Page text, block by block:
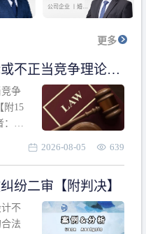
公司企业 丨婚姻
房产纠纷
更多
不正当竞争理论与
附15省市是否侵权
争
附15
【导
商
权案
2026-08-05 639
纷二审【附判决】
计不
法